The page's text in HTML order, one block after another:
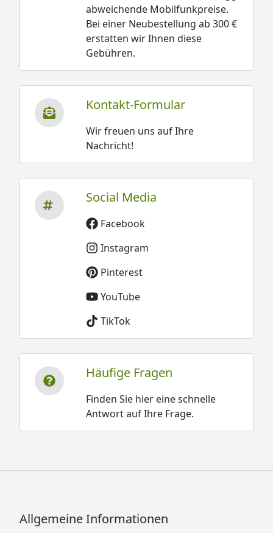
abweichende Mobilfunkpreise.
Bei einer Neubestellung ab 300 €
erstatten wir Ihnen diese
Gebühren.
Kontakt-Formular
Wir freuen uns auf Ihre
Nachricht!
Social Media
Facebook
Instagram
Pinterest
YouTube
TikTok
Häufige Fragen
Finden Sie hier eine schnelle
Antwort auf Ihre Frage.
Allgemeine Informationen